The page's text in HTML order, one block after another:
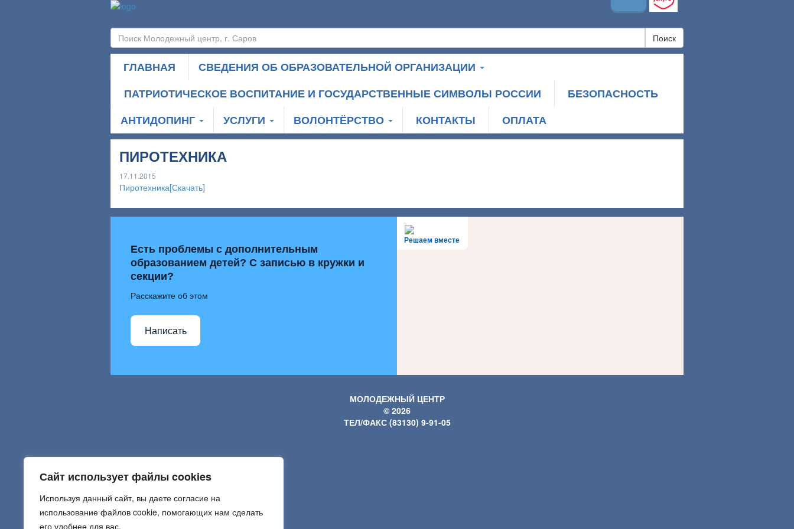
Сайт использует файлы cookies
Используя данный сайт, вы даете согласие на
использование файлов cookie, помогающих нам сделать
его удобнее для вас.
Поиск
ГЛАВНАЯ
СВЕДЕНИЯ ОБ ОБРАЗОВАТЕЛЬНОЙ ОРГАНИЗАЦИИ
ПАТРИОТИЧЕСКОЕ ВОСПИТАНИЕ И ГОСУДАРСТВЕННЫЕ СИМВОЛЫ РОССИИ
БЕЗОПАСНОСТЬ
АНТИДОПИНГ
УСЛУГИ ВОЛОНТЁРСТВО КОНТАКТЫ ОПЛАТА
ПИРОТЕХНИКА
17.11.2015
Пиротехника[Скачать]
Решаем вместе
Есть проблемы с дополнительным
образованием детей? С записью в кружки и
секции?
Расскажите об этом
Написать
МОЛОДЕЖНЫЙ ЦЕНТР
© 2026
ТЕЛ/ФАКС (83130) 9-91-05